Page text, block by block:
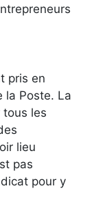
pris en
la Poste. La
les
lieu
pas
pour y